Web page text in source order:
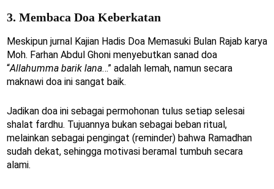
3. Membaca Doa Keberkatan
Meskipun jurnal Kajian Hadis Doa Memasuki Bulan Rajab karya
Moh. Farhan Abdul Ghoni menyebutkan sanad doa
“Allahumma barik lana…” adalah lemah, namun secara
maknawi doa ini sangat baik.
Jadikan doa ini sebagai permohonan tulus setiap selesai
shalat fardhu. Tujuannya bukan sebagai beban ritual,
melainkan sebagai pengingat (reminder) bahwa Ramadhan
sudah dekat, sehingga motivasi beramal tumbuh secara
alami.